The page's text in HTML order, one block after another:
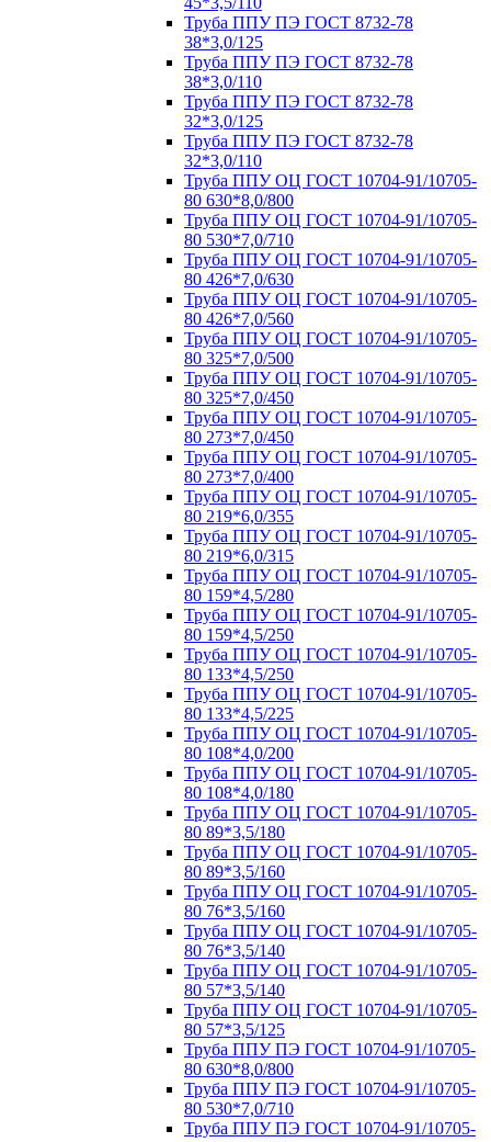
Труба ППУ ПЭ ГОСТ 8732-78
38*3,0/125
Труба ППУ ПЭ ГОСТ 8732-78
38*3,0/110
Труба ППУ ПЭ ГОСТ 8732-78
32*3,0/125
Труба ППУ ПЭ ГОСТ 8732-78
32*3,0/110
Труба ППУ ОЦ ГОСТ 10704-91/10705-
80 630*8,0/800
Труба ППУ ОЦ ГОСТ 10704-91/10705-
80 530*7,0/710
Труба ППУ ОЦ ГОСТ 10704-91/10705-
80 426*7,0/630
Труба ППУ ОЦ ГОСТ 10704-91/10705-
80 426*7,0/560
Труба ППУ ОЦ ГОСТ 10704-91/10705-
80 325*7,0/500
Труба ППУ ОЦ ГОСТ 10704-91/10705-
80 325*7,0/450
Труба ППУ ОЦ ГОСТ 10704-91/10705-
80 273*7,0/450
Труба ППУ ОЦ ГОСТ 10704-91/10705-
80 273*7,0/400
Труба ППУ ОЦ ГОСТ 10704-91/10705-
80 219*6,0/355
Труба ППУ ОЦ ГОСТ 10704-91/10705-
80 219*6,0/315
Труба ППУ ОЦ ГОСТ 10704-91/10705-
80 159*4,5/280
Труба ППУ ОЦ ГОСТ 10704-91/10705-
80 159*4,5/250
Труба ППУ ОЦ ГОСТ 10704-91/10705-
80 133*4,5/250
Труба ППУ ОЦ ГОСТ 10704-91/10705-
80 133*4,5/225
Труба ППУ ОЦ ГОСТ 10704-91/10705-
80 108*4,0/200
Труба ППУ ОЦ ГОСТ 10704-91/10705-
80 108*4,0/180
Труба ППУ ОЦ ГОСТ 10704-91/10705-
80 89*3,5/180
Труба ППУ ОЦ ГОСТ 10704-91/10705-
80 89*3,5/160
Труба ППУ ОЦ ГОСТ 10704-91/10705-
80 76*3,5/160
Труба ППУ ОЦ ГОСТ 10704-91/10705-
80 76*3,5/140
Труба ППУ ОЦ ГОСТ 10704-91/10705-
80 57*3,5/140
Труба ППУ ОЦ ГОСТ 10704-91/10705-
80 57*3,5/125
Труба ППУ ПЭ ГОСТ 10704-91/10705-
80 630*8,0/800
Труба ППУ ПЭ ГОСТ 10704-91/10705-
80 530*7,0/710
Труба ППУ ПЭ ГОСТ 10704-91/10705-